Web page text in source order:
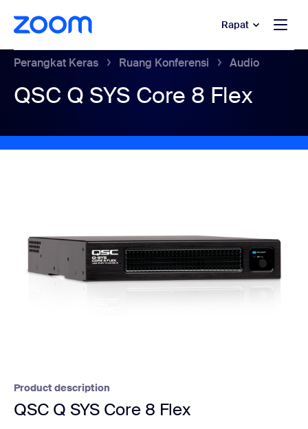
ke konten utama
percakapan bantuan Rapat
Perangkat Keras Ruang Konferensi Audio
QSC Q SYS Core 8 Flex
Product description
QSC Q SYS Core 8 Flex